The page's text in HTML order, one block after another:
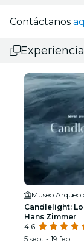
Contáctanos
Candlelight:
Hans Zimmer
4.6
5 sept - 19 feb